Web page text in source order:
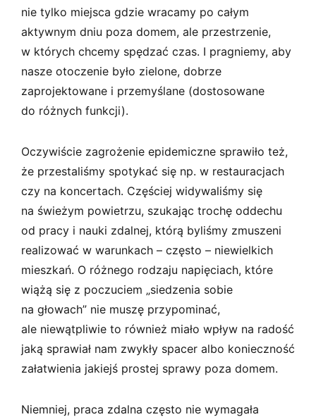
nie tylko miejsca gdzie wracamy po całym
aktywnym dniu poza domem, ale przestrzenie,
w których chcemy spędzać czas. I pragniemy, aby
nasze otoczenie było zielone, dobrze
zaprojektowane i przemyślane (dostosowane
do różnych funkcji).
Oczywiście zagrożenie epidemiczne sprawiło też,
że przestaliśmy spotykać się np. w restauracjach
czy na koncertach. Częściej widywaliśmy się
na świeżym powietrzu, szukając trochę oddechu
od pracy i nauki zdalnej, którą byliśmy zmuszeni
realizować w warunkach – często – niewielkich
mieszkań. O różnego rodzaju napięciach, które
wiążą się z poczuciem „siedzenia sobie
na głowach” nie muszę przypominać,
ale niewątpliwie to również miało wpływ na radość
jaką sprawiał nam zwykły spacer albo konieczność
załatwienia jakiejś prostej sprawy poza domem.
Niemniej, praca zdalna często nie wymagała